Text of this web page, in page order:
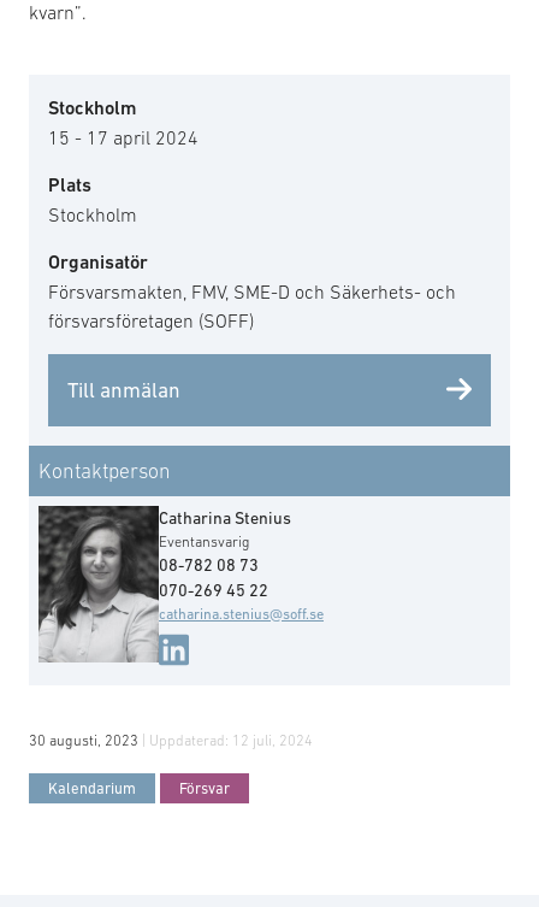
kvarn”.
Stockholm
15 - 17 april 2024
Plats
Stockholm
Organisatör
Försvarsmakten, FMV, SME-D och Säkerhets- och
försvarsföretagen (SOFF)
Till anmälan
Kontaktperson
Catharina Stenius
Eventansvarig
08-782 08 73
070-269 45 22
catharina.stenius@soff.se
30 augusti, 2023 | Uppdaterad: 12 juli, 2024
Kalendarium Försvar